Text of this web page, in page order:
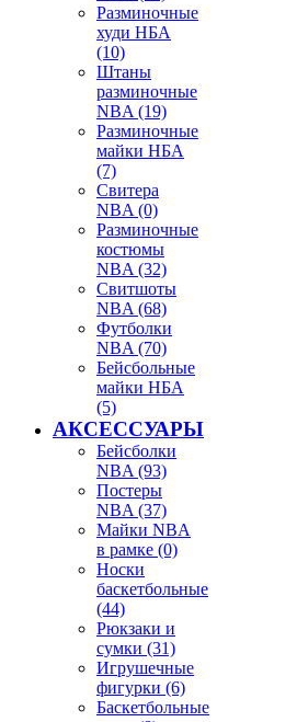
Разминочные
худи НБА
(10)
Штаны
разминочные
NBA (19)
Разминочные
майки НБА
(7)
Свитера
NBA (0)
Разминочные
костюмы
NBA (32)
Свитшоты
NBA (68)
Футболки
NBA (70)
Бейсбольные
майки НБА
(5)
АКСЕССУАРЫ
Бейсболки
NBA (93)
Постеры
NBA (37)
Майки NBA
в рамке (0)
Носки
баскетбольные
(44)
Рюкзаки и
сумки (31)
Игрушечные
фигурки (6)
Баскетбольные